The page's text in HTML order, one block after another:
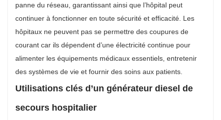
panne du réseau, garantissant ainsi que l’hôpital peut
continuer à fonctionner en toute sécurité et efficacité. Les
hôpitaux ne peuvent pas se permettre des coupures de
courant car ils dépendent d’une électricité continue pour
alimenter les équipements médicaux essentiels, entretenir
des systèmes de vie et fournir des soins aux patients.
Utilisations clés d’un générateur diesel de
secours hospitalier